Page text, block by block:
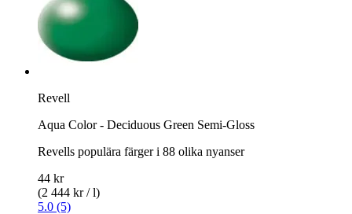
Revell
Aqua Color - Deciduous Green Semi-Gloss
Revells populära färger i 88 olika nyanser
44 kr
(2 444 kr / l)
5.0 (5)